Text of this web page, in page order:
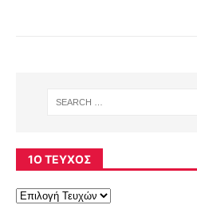
1Ο ΤΕΎΧΟΣ